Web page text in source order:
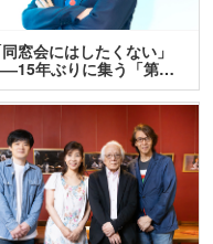
同窓会にはしたくない」
年ぶりに集う「第…